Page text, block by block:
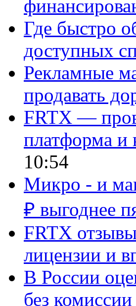
Где быстро
доступных
Рекламные
продавать
FRTX —
платформа и
10:54
Микро - и
₽ выгоднее
FRTX
лицензии и
В России
без комиссии